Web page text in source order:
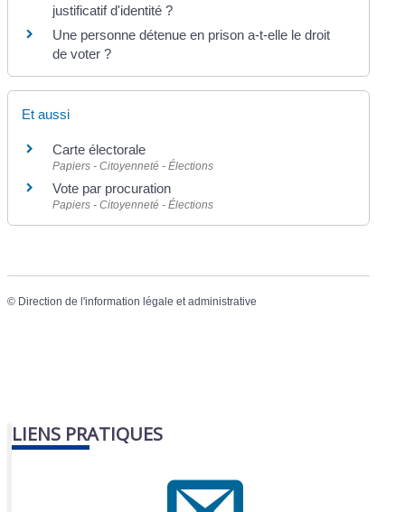
justificatif d'identité ?
Une personne détenue en prison a-t-elle le droit
de voter ?
Et aussi
Carte électorale
Papiers - Citoyenneté - Élections
Vote par procuration
Papiers - Citoyenneté - Élections
© Direction de l'information légale et administrative
LIENS PRATIQUES